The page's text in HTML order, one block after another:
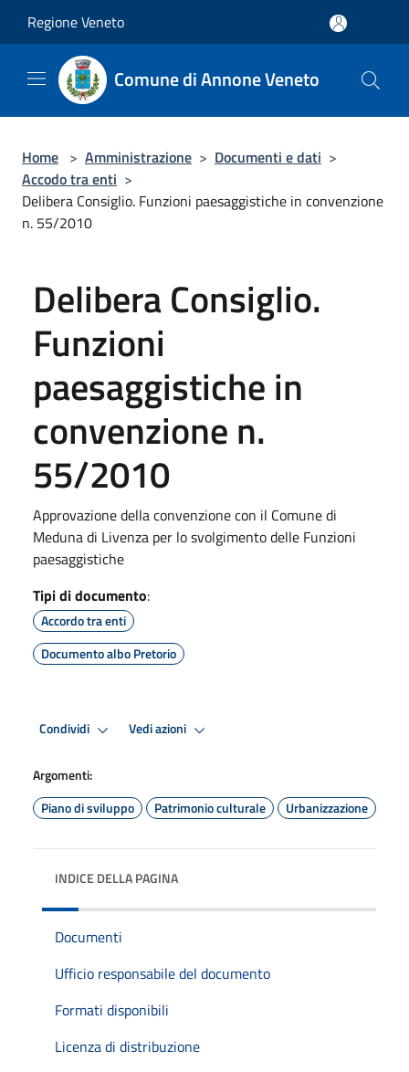
Regione Veneto
Comune di Annone Veneto
Home > Amministrazione > Documenti e dati >
Accodo tra enti >
Delibera Consiglio. Funzioni paesaggistiche in convenzione
n. 55/2010
Delibera Consiglio.
Funzioni
paesaggistiche in
convenzione n.
55/2010
Approvazione della convenzione con il Comune di
Meduna di Livenza per lo svolgimento delle Funzioni
paesaggistiche
Tipi di documento:
Accordo tra enti
Documento albo Pretorio
Condividi Vedi azioni
Argomenti:
Piano di sviluppo
Patrimonio culturale Urbanizzazione
INDICE DELLA PAGINA
Documenti
Ufficio responsabile del documento
Formati disponibili
Licenza di distribuzione